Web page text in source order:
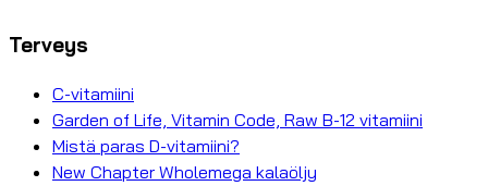
Terveys
C-vitamiini
Garden of Life, Vitamin Code, Raw B-12 vitamiini
Mistä paras D-vitamiini?
New Chapter Wholemega kalaöljy